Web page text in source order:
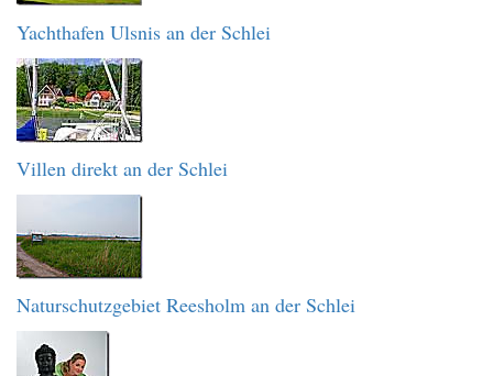
Yachthafen Ulsnis an der Schlei
Villen direkt an der Schlei
Naturschutzgebiet Reesholm an der Schlei